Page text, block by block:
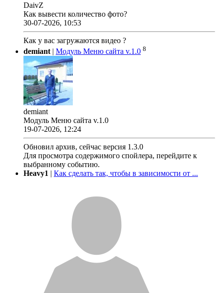
DaivZ
Как вывести количество фото?
30-07-2026, 10:53
Как у вас загружаются видео ?
demiant | Модуль Меню сайта v.1.0 8
demiant
Модуль Меню сайта v.1.0
19-07-2026, 12:24
Обновил архив, сейчас версия 1.3.0
Для просмотра содержимого спойлера, перейдите к
выбранному событию.
Heavy1 | Как сделать так, чтобы в зависимости от ...